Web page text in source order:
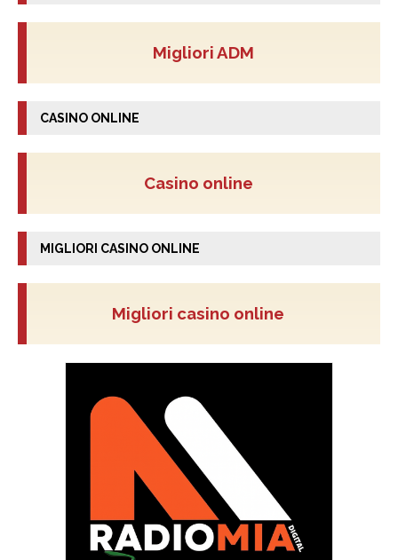
Migliori ADM
CASINO ONLINE
Casino online
MIGLIORI CASINO ONLINE
Migliori casino online